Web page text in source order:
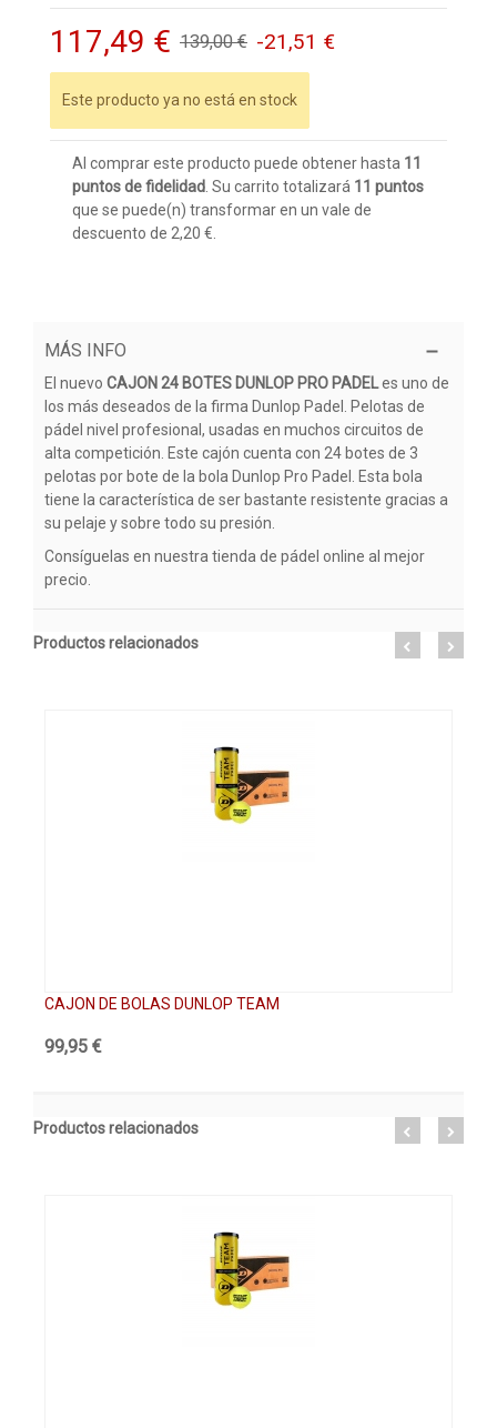
117,49 € 139,00 € -21,51 €
Este producto ya no está en stock
Al comprar este producto puede obtener hasta 11
puntos de fidelidad . Su carrito totalizará 11 puntos
que se puede(n) transformar en un vale de
descuento de 2,20 €
MÁS INFO
El nuevo CAJON 24 BOTES DUNLOP PRO PADELes uno de
los más deseados de la firma Dunlop Padel. Pelotas de
pádel nivel profesional, usadas en muchos circuitos de
alta competición. Este cajón cuenta con 24 botes de 3
pelotas por bote de la bola Dunlop Pro Padel. Esta bola
tiene la característica de ser bastante resistente gracias a
su pelaje y sobre todo su presión.
Consíguelas en nuestra tienda de pádel online al mejor
precio.
Productos relacionados
CAJON DE BOLAS DUNLOP TEAM
99,95 €
Productos relacionados